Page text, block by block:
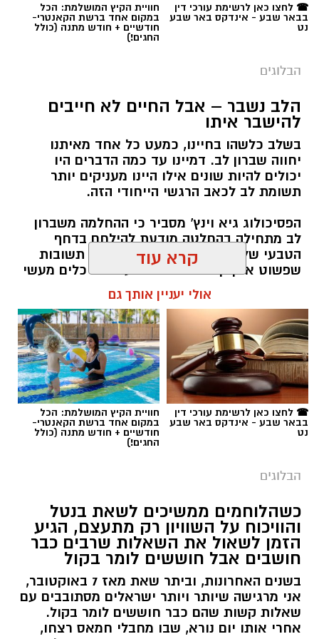
☎ לחצו כאן לרשימת עורכי דין
בבאר שבע - אינדקס באר שבע
נט
חוויית הקיץ המושלמת: הכל
במקום אחד ברשת הקאנטרי-
חודשיים + חודש מתנה (כולל
החגים!)
הבלוגים
הלב נשבר – אבל החיים לא חייבים
להישבר איתו
בשלב כלשהו בחיינו, כמעט כל אחד מאיתנו
יחווה שברון לב. דמיינו עד כמה הדברים היו
יכולים להיות שונים אילו היינו מעניקים יותר
תשומת לב לכאב הרגשי הייחודי הזה.
הפסיכולוג גיא וינץ' מסביר כי ההחלמה משברון
לב מתחילה בהחלטה מודעת להילחם בדחף
הטבעי שלנו לייפות את העבר ולחפש תשובות
שפשוט אינן קיימות. הוא מציע ארגז כלים מעשי
שיעזור לנו, בהדרגה, להשתחרר מהכאב ולהמשיך
הלב שלנו אולי נשבר לפעמים, אבל אנחנו לא
חייבים להישבר יחד איתו.
מערכת האתר / 09:04 23.07.26
קרא עוד
אולי יעניין אותך גם
☎ לחצו כאן לרשימת עורכי דין
בבאר שבע - אינדקס באר שבע
נט
חוויית הקיץ המושלמת: הכל
במקום אחד ברשת הקאנטרי-
חודשיים + חודש מתנה (כולל
החגים!)
הבלוגים
כשהלוחמים ממשיכים לשאת בנטל
והוויכוח על השוויון רק מתעצם, הגיע
הזמן לשאול את השאלות שרבים כבר
חושבים אבל חוששים לומר בקול
בשנים האחרונות, וביתר שאת מאז 7 באוקטובר,
אני מרגישה שיותר ויותר ישראלים מסתובבים עם
שאלות קשות שהם כבר חוששים לומר בקול.
אחרי אותו יום נורא, שבו מחבלי חמאס רצחו,